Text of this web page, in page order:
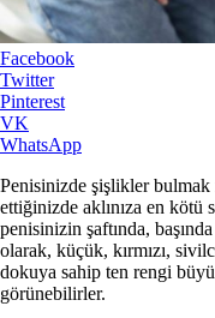
Facebook
Twitter
Pinterest
VK
WhatsApp
Penisinizde şişlikler bulmak
ettiğinizde aklınıza en
penisinizin şaftında,
olarak, küçük, kırmızı,
dokuya sahip ten rengi
görünebilirler.